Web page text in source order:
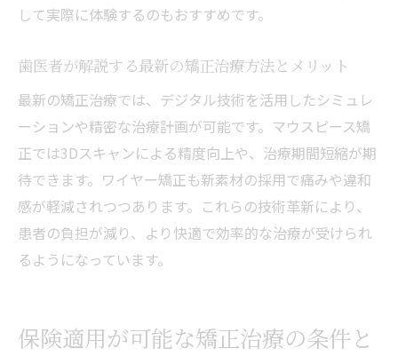
して実際に体験するのもおすすめです。
歯医者が解説する最新の矯正治療方法とメリット
最新の矯正治療では、デジタル技術を活用したシミュレ
ーションや精密な治療計画が可能です。マウスピース矯
正では3Dスキャンによる精度向上や、治療期間短縮が期
待できます。ワイヤー矯正も新素材の採用で痛みや違和
感が軽減されつつあります。これらの技術革新により、
患者の負担が減り、より快適で効率的な治療が受けられ
るようになっています。
保険適用が可能な矯正治療の条件と